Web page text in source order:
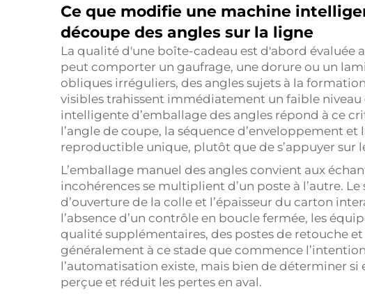
Ce que modifie une machine
découpe des angles sur la ligne
La qualité d'une boîte-cadeau est d'abord évaluée
peut comporter un gaufrage, une dorure ou un
obliques irréguliers, des angles sujets à la
visibles trahissent immédiatement un faible niveau
intelligente d’emballage des angles répond à ce
l’angle de coupe, la séquence d’enveloppement et
reproductible unique, plutôt que de s’appuyer sur
L’emballage manuel des angles convient aux
incohérences se multiplient d’un poste à l’autre.
d’ouverture de la colle et l’épaisseur du carton
l’absence d’un contrôle en boucle fermée, les
qualité supplémentaires, des postes de retouche
généralement à ce stade que commence
l’automatisation existe, mais bien de déterminer
perçue et réduit les pertes en aval.